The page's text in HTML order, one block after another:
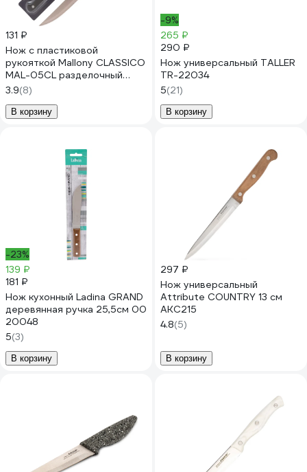
131 ₽
Нож с пластиковой
рукояткой Mallony CLASSICO
MAL-05CL разделочный
малый, 13,7 см 00 5517
3.9(8)
В корзину
-9%
265 ₽
290 ₽
Нож универсальный TALLER
TR-22034
5(21)
В корзину
-23%
139 ₽
181 ₽
Нож кухонный Ladina GRAND
деревянная ручка 25,5см 00
20048
5(3)
В корзину
297 ₽
Нож универсальный
Attribute COUNTRY 13 см
AKC215
4.8(5)
В корзину